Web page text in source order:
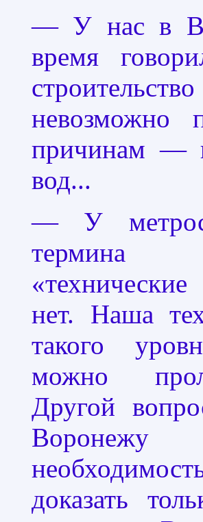
— У нас в
время
невозможно
причинам —
вод...
— У
нет. Наша
такого
можно
Другой
доказать